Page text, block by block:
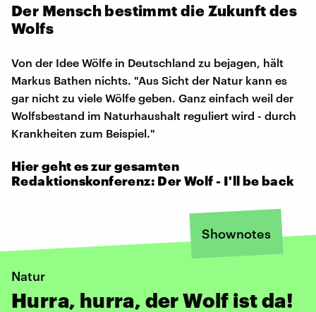
Der Mensch bestimmt die Zukunft des
Wolfs
Von der Idee Wölfe in Deutschland zu bejagen, hält
Markus Bathen nichts. "Aus Sicht der Natur kann es
gar nicht zu viele Wölfe geben. Ganz einfach weil der
Wolfsbestand im Naturhaushalt reguliert wird - durch
Krankheiten zum Beispiel."
Hier geht es zur gesamten
Redaktionskonferenz: Der Wolf - I'll be back
Shownotes
Natur
Hurra, hurra, der Wolf ist da!